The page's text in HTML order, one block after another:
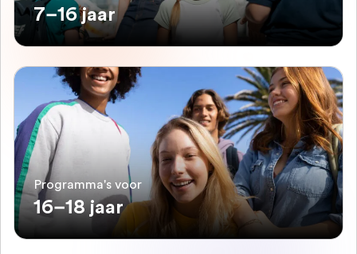
7–16 jaar
Programma's voor
16–18 jaar